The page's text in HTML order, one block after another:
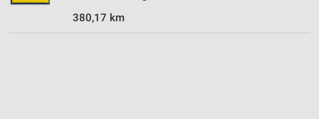
380,17 km